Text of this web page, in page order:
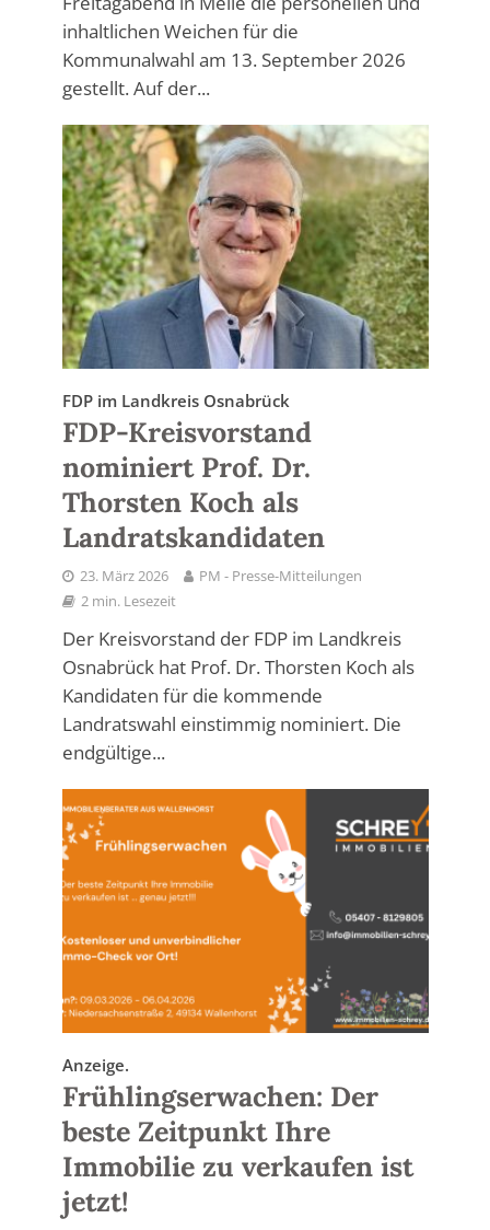
inhaltlichen Weichen für die
Kommunalwahl am 13. September 2026
gestellt. Auf der...
FDP im Landkreis Osnabrück
FDP-Kreisvorstand
nominiert Prof. Dr.
Thorsten Koch als
Landratskandidaten
23. März 2026
PM - Presse-Mitteilungen
2 min. Lesezeit
Der Kreisvorstand der FDP im Landkreis
Osnabrück hat Prof. Dr. Thorsten Koch als
Kandidaten für die kommende
Landratswahl einstimmig nominiert. Die
endgültige...
Anzeige.
Frühlingserwachen: Der
beste Zeitpunkt Ihre
Immobilie zu verkaufen ist
jetzt!